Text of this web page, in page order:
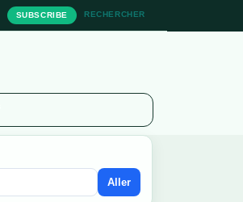
SUBSCRIBE RECHERCHER
Aller